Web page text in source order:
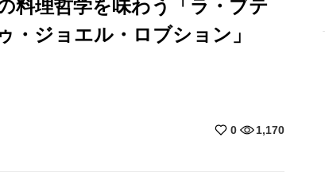
料理哲学を味わう「ラ・ブテ
・ジョエル・ロブション」
0 1,170